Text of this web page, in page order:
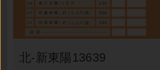
北-新東陽13639